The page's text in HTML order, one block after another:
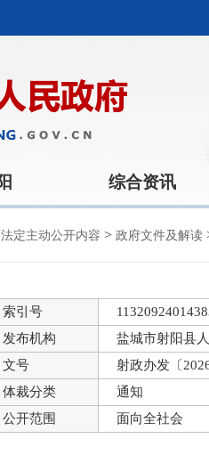
综合资讯
法定主动公开内容 > 政府文件及解读
索引号
发布机构
盐城市射阳县
文号
射政办发〔
体裁分类
通知
公开范围
面向全社会